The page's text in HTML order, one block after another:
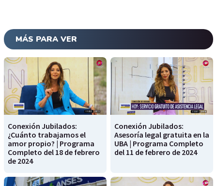
MÁS PARA VER
Conexión Jubilados:
¿Cuánto trabajamos el
amor propio? | Programa
Completo del 18 de febrero
de 2024
Conexión Jubilados:
Asesoría legal gratuita en la
UBA | Programa Completo
del 11 de febrero de 2024